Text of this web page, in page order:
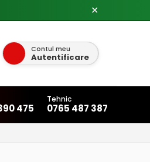
✕
Contul meu
Autentificare
475
Tehnic
0765 487 387